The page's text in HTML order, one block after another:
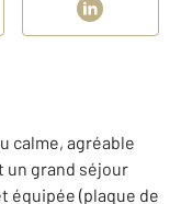
calme, agréable
un grand séjour
équipée (plaque de